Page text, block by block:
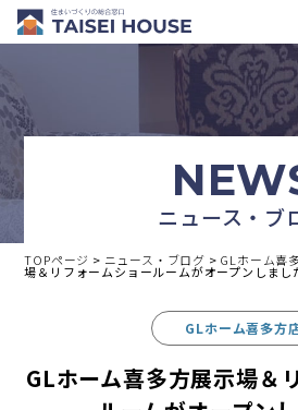
ニュース・ブ
TOPページ > ニュース・ブログ > GLホーム喜
場＆リフォームショールームがオープンしまし
GLホーム喜多方
GLホーム喜多方展示場＆